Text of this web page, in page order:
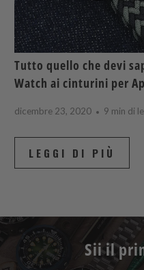
Tutto quello che devi
Watch ai cinturini per
dicembre 23, 2020 9 min di
LEGGI DI PIÙ
Sii il